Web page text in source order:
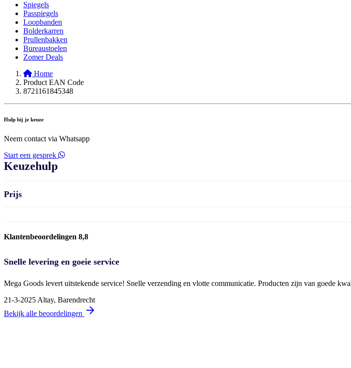
Spiegels
Passpiegels
Loopbanden
Bolderkarren
Prullenbakken
Bureaustoelen
Zomer Deals
Home
Product EAN Code
8721161845348
Hulp bij je keuze
Neem contact via Whatsapp
Start een gesprek
Keuzehulp
Prijs
Klantenbeoordelingen 8,8
Snelle levering en goeie service
Mega Goods levert uitstekende service! Snelle verzending en vlotte communicatie. Producten zijn van goede
21-3-2025 Altay, Barendrecht
Bekijk alle beoordelingen